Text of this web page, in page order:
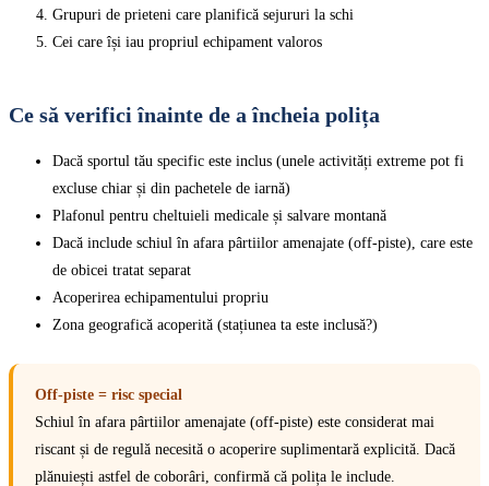
Grupuri de prieteni care planifică sejururi la schi
Cei care își iau propriul echipament valoros
Ce să verifici înainte de a încheia polița
Dacă sportul tău specific este inclus (unele activități extreme pot fi
excluse chiar și din pachetele de iarnă)
Plafonul pentru cheltuieli medicale și salvare montană
Dacă include schiul în afara pârtiilor amenajate (off-piste), care este
de obicei tratat separat
Acoperirea echipamentului propriu
Zona geografică acoperită (stațiunea ta este inclusă?)
Off-piste = risc special
Schiul în afara pârtiilor amenajate (off-piste) este considerat mai
riscant și de regulă necesită o acoperire suplimentară explicită. Dacă
plănuiești astfel de coborâri, confirmă că polița le include.